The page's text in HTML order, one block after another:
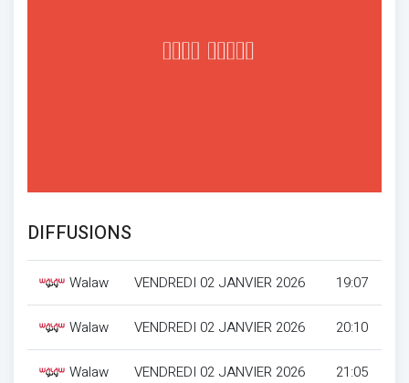
DIFFUSIONS
Walaw VENDREDI 02 JANVIER 2026 19:07
Walaw VENDREDI 02 JANVIER 2026 20:10
Walaw VENDREDI 02 JANVIER 2026 21:05